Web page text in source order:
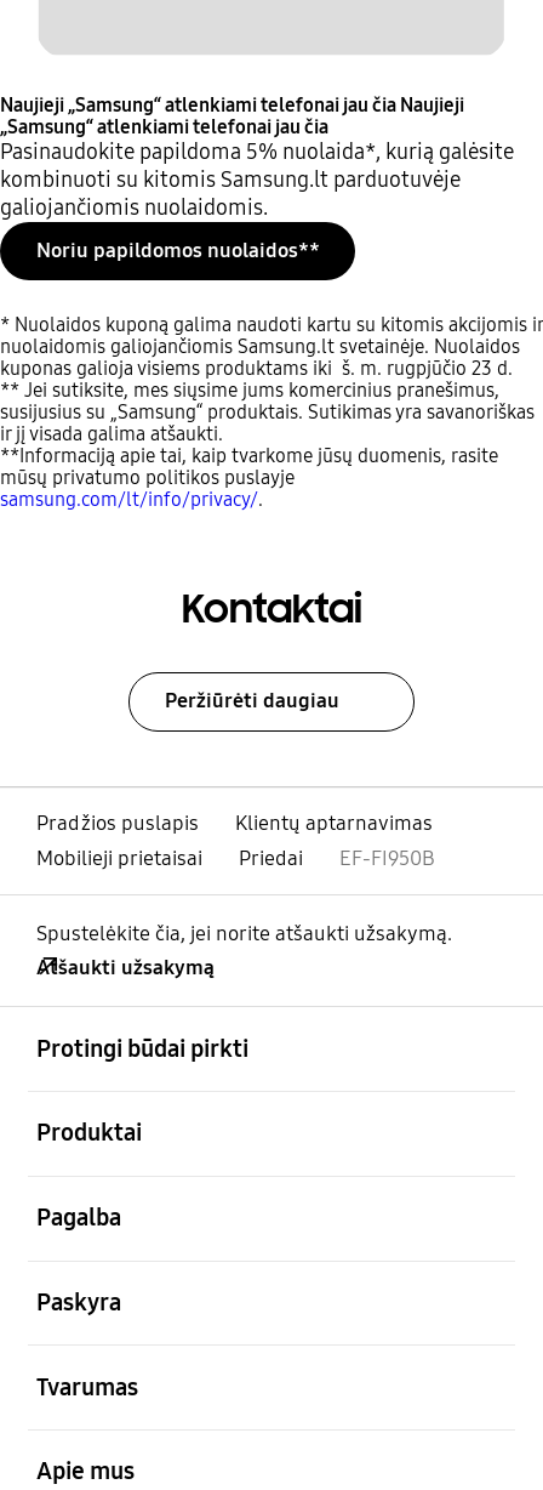
Naujieji „Samsung“ atlenkiami telefonai jau čia Naujieji
„Samsung“ atlenkiami telefonai jau čia
Pasinaudokite papildoma 5% nuolaida*, kurią galėsite
kombinuoti su kitomis Samsung.lt parduotuvėje
galiojančiomis nuolaidomis.
Noriu papildomos nuolaidos**
* Nuolaidos kuponą galima naudoti kartu su kitomis akcijomis ir
nuolaidomis galiojančiomis Samsung.lt svetainėje. Nuolaidos
kuponas galioja visiems produktams iki š. m. rugpjūčio 23 d.
** Jei sutiksite, mes siųsime jums komercinius pranešimus,
susijusius su „Samsung“ produktais. Sutikimas yra savanoriškas
ir jį visada galima atšaukti.
**Informaciją apie tai, kaip tvarkome jūsų duomenis, rasite
mūsų privatumo politikos puslayje
samsung.com/lt/info/privacy/.
Kontaktai
Peržiūrėti daugiau
Pradžios puslapis
Klientų aptarnavimas
Mobilieji prietaisai
Priedai EF-FI950B
Spustelėkite čia, jei norite atšaukti užsakymą.
Atšaukti užsakymą
Protingi būdai pirkti
Produktai
Pagalba
Paskyra
Tvarumas
Apie mus